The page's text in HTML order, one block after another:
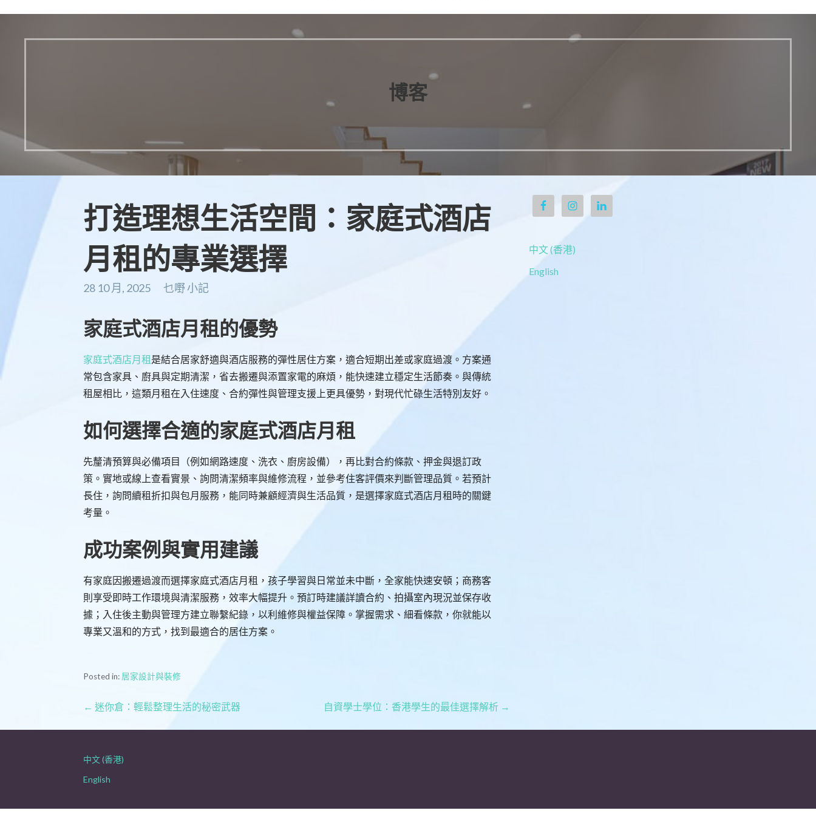
博客
打造理想生活空間：家庭式酒店
月租的專業選擇
28 10 月, 2025 乜嘢 小記
家庭式酒店月租的優勢
家庭式酒店月租是結合居家舒適與酒店服務的彈性居住方案，適合短期出差或家庭過渡。方案通
常包含家具、廚具與定期清潔，省去搬遷與添置家電的麻煩，能快速建立穩定生活節奏。與傳統
租屋相比，這類月租在入住速度、合約彈性與管理支援上更具優勢，對現代忙碌生活特別友好。
如何選擇合適的家庭式酒店月租
先釐清預算與必備項目（例如網路速度、洗衣、廚房設備），再比對合約條款、押金與退訂政
策。實地或線上查看實景、詢問清潔頻率與維修流程，並參考住客評價來判斷管理品質。若預計
長住，詢問續租折扣與包月服務，能同時兼顧經濟與生活品質，是選擇家庭式酒店月租時的關鍵
考量。
成功案例與實用建議
有家庭因搬遷過渡而選擇家庭式酒店月租，孩子學習與日常並未中斷，全家能快速安頓；商務客
則享受即時工作環境與清潔服務，效率大幅提升。預訂時建議詳讀合約、拍攝室內現況並保存收
據；入住後主動與管理方建立聯繫紀錄，以利維修與權益保障。掌握需求、細看條款，你就能以
專業又溫和的方式，找到最適合的居住方案。
Posted in: 居家設計與裝修
文
章
導
覽
← 迷你倉：輕鬆整理生活的秘密武器 自資學士學位：香港學生的最佳選擇解析 →
中文 (香港)
English
中文 (香港)
English